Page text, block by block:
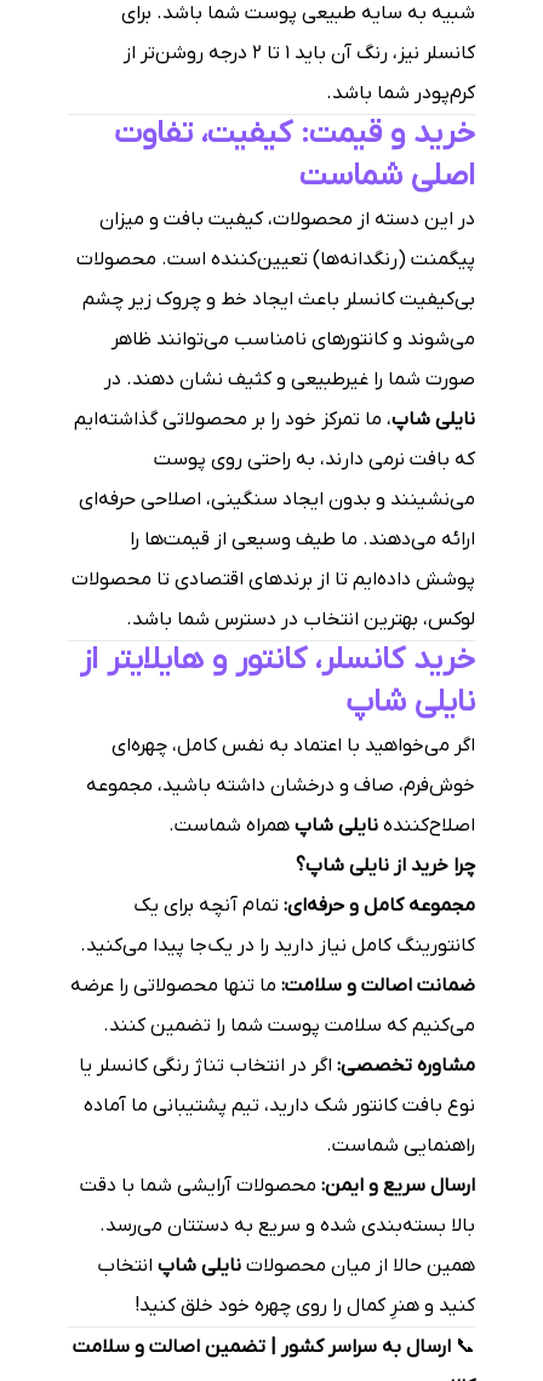
شبیه به سایه طبیعی پوست شما باشد. برای
کانسلر نیز، رنگ آن باید ۱ تا ۲ درجه روشن‌تر از
کرم‌پودر شما باشد.
خرید و قیمت: کیفیت، تفاوت
اصلی شماست
در این دسته از محصولات، کیفیت بافت و میزان
پیگمنت (رنگدانه‌ها) تعیین‌کننده است. محصولات
بی‌کیفیت کانسلر باعث ایجاد خط و چروک زیر چشم
می‌شوند و کانتورهای نامناسب می‌توانند ظاهر
صورت شما را غیرطبیعی و کثیف نشان دهند. در
نایلی شاپ، ما تمرکز خود را بر محصولاتی گذاشته‌ایم
که بافت نرمی دارند، به راحتی روی پوست
می‌نشینند و بدون ایجاد سنگینی، اصلاحی حرفه‌ای
ارائه می‌دهند. ما طیف وسیعی از قیمت‌ها را
پوشش داده‌ایم تا از برندهای اقتصادی تا محصولات
لوکس، بهترین انتخاب در دسترس شما باشد.
خرید کانسلر، کانتور و هایلایتر از
نایلی شاپ
اگر می‌خواهید با اعتماد به نفس کامل، چهره‌ای
خوش‌فرم، صاف و درخشان داشته باشید، مجموعه
اصلاح‌کننده نایلی شاپ همراه شماست.
چرا خرید از نایلی شاپ؟
مجموعه کامل و حرفه‌ای: تمام آنچه برای یک
کانتورینگ کامل نیاز دارید را در یک‌جا پیدا می‌کنید.
ضمانت اصالت و سلامت: ما تنها محصولاتی را عرضه
می‌کنیم که سلامت پوست شما را تضمین کنند.
مشاوره تخصصی: اگر در انتخاب تناژ رنگی کانسلر یا
نوع بافت کانتور شک دارید، تیم پشتیبانی ما آماده
راهنمایی شماست.
ارسال سریع و ایمن: محصولات آرایشی شما با دقت
بالا بسته‌بندی شده و سریع به دستتان می‌رسد.
همین حالا از میان محصولات نایلی شاپ انتخاب
کنید و هنرِ کمال را روی چهره خود خلق کنید!
📞 ارسال به سراسر کشور | تضمین اصالت و سلامت